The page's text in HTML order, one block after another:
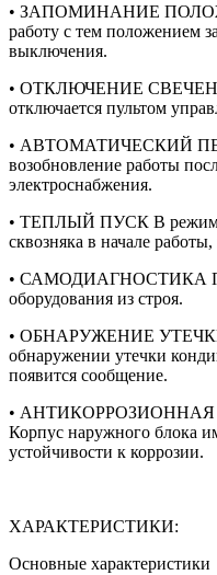
• ЗАПОМИНАНИЕ
работу с тем положением
выключения.
• ОТКЛЮЧЕНИЕ
отключается пультом
• АВТОМАТИЧЕСКИЙ
возобновление работы
электроснабжения.
• ТЕПЛЫЙ ПУСК В режиме
сквозняка в начале
• САМОДИАГНОСТИКА
оборудования из строя.
• ОБНАРУЖЕНИЕ
обнаружении утечки
появится сообщение.
•
Корпус наружного блока
устойчивости к коррозии.
ХАРАКТЕРИСТИКИ:
Основные характеристики